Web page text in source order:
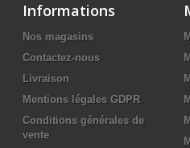
Informations
Nos magasins
Contactez-nous
Livraison
Mentions légales GDPR
Conditions générales de
vente